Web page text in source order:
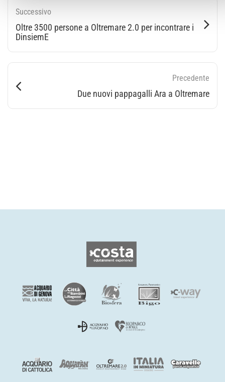
Successivo
Oltre 3500 persone a Oltremare 2.0 per incontrare i
DinsiemE
Precedente
Due nuovi pappagalli Ara a Oltremare